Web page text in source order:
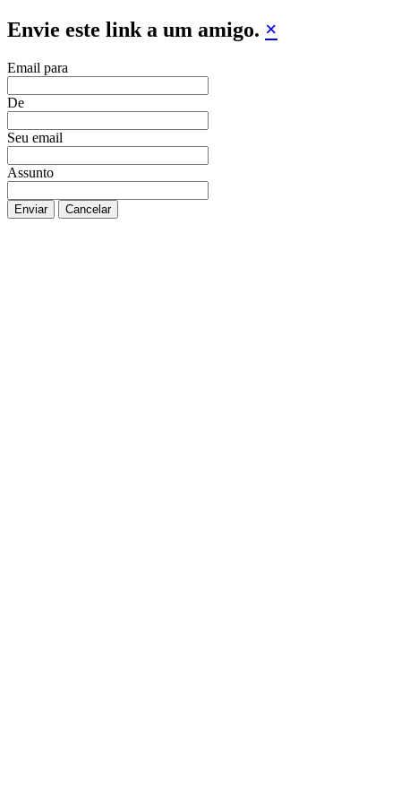
Envie este link a um amigo. ×
Email para
De
Seu email
Assunto
Enviar Cancelar